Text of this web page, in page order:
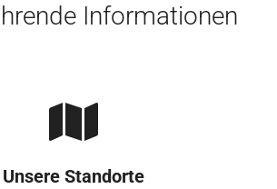
Informationen
Unsere Standorte